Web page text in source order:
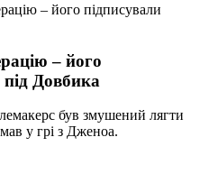
– його підписували
– його
під Довбика
був змушений лягти
у грі з Дженоа.